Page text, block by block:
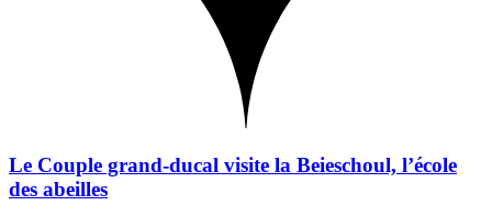
Le Couple grand-ducal visite la Beieschoul, l’école
des abeilles